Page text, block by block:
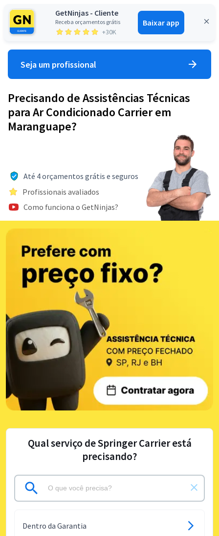
GetNinjas - Cliente
Receba orçamentos grátis
+30K
Baixar app
Entrar
Seja um profissional
Precisando de Assistências Técnicas
para Ar Condicionado Carrier em
Maranguape?
Até 4 orçamentos grátis e seguros
Profissionais avaliados
Como funciona o GetNinjas?
Qual serviço de Springer Carrier está
precisando?
Dentro da Garantia